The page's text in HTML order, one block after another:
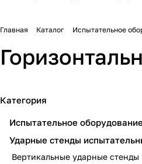
Главная Каталог Испытательное
Категория
Испытательное оборудование
Ударные стенды
Вертикальные ударные стенды